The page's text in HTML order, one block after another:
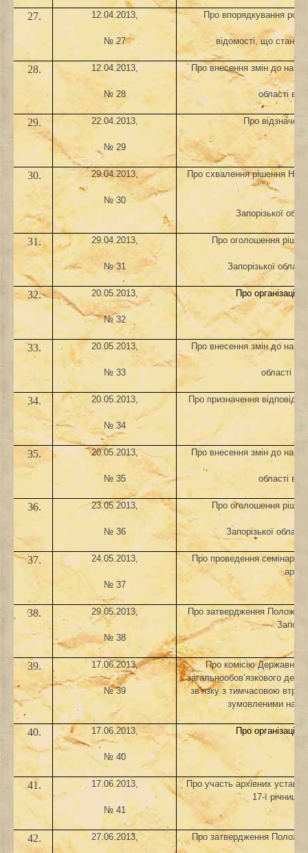
27. 12.04.2013,
№ 27
Про впорядкування
відомості, що
28. 12.04.2013,
№ 28
Про внесення змін до
області
29. 22.04.2013,
№ 29
Про
30. 29.04.2013,
№ 30
Про схвалення рішення
Запорізької
31. 29.04.2013,
№ 31
Про оголошення
Запорізької
32. 20.05.2013,
№ 32
Про
33. 20.05.2013,
№ 33
Про внесення змін до
області
34. 20.05.2013,
№ 34
Про призначення
35. 20.05.2013,
№ 35
Про внесення змін до
області
36. 23.05.2013,
№ 36
Про оголошення
Запорізької
37. 24.05.2013,
№ 37
Про проведення семінару з
38. 29.05.2013,
№ 38
Про затвердження
39. 17.06.2013,
№39
Про комісію Державного
загальнообов’язкового
зв’язку з тимчасовою
зумовленими
40. 17.06.2013,
№ 40
Про
41. 17.06.2013,
№ 41
Про участь архівних установ
17-ї річниці
42. 27.06.2013, Про затвердження